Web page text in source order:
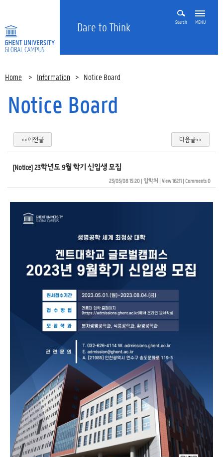
Dare to Think Search MENU
Home > Information > Notice Board
Notice Board
<<이전글 다음글>>
[Notice] 23학년도 9월 학기 신입생 모집
23/05/08 15:20| 입학처 | View 16211| Comments 0